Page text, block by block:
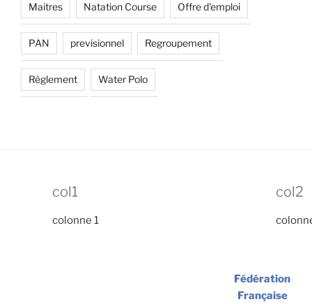
Maitres Natation Course Offre d'emploi
PAN previsionnel Regroupement
Règlement Water Polo
col1
colonne 1
col2
Fédération
Française